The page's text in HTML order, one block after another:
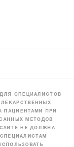
СПЕЦИАЛИСТОВ
ПАЦИЕНТАМИ ПРИ
МЕТОДОВ
НЕ ДОЛЖНА